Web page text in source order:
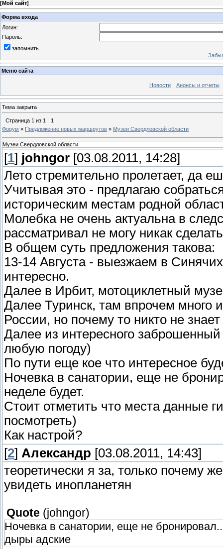
[Мой сайт]
Форма входа
Логин:
Пароль:
запомнить
Меню сайта
Новости Анонсы и отчеты
Тема закрыта
Страница 1 из 1
1
Форум » Предложение новых маршрутов » Музеи Свердловской области
Музеи Свердловской области
[1] johngor [03.08.2011, 14:28]
Лето стремительно пролетает, да
Учитывая это - предлагаю
историческим местам родной
Молебка не очень актуальна в
рассматривал не могу никак
В общем суть предложения такова:
13-14 Августа - выезжаем в
интересно.
Далее в Ирбит, мотоциклетный
Далее Туринск, там впрочем много
России, но почему то никто не
Далее из интересного
любую погоду)
По пути еще кое что интересное
Ночевка в санатории, еще не
неделе будет.
Стоит отметить что места данные
посмотреть)
Как настрой?
[2] Александр [03.08.2011, 14:43]
теоретически я за, только почему
увидеть инопланетян
Quote (johngor)
Ночевка в санатории, еще не
дыры адские